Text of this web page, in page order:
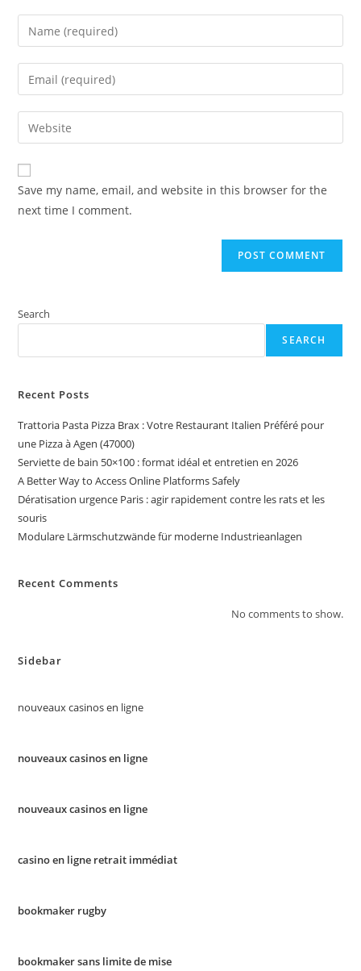
Enter
your
name
comment
Enter
your
email
address
comment
Enter
your
website
URL
(optional)
Save my name, email, and website in this browser for the
next time I comment.
Search
SEARCH
Recent Posts
Trattoria Pasta Pizza Brax : Votre Restaurant Italien Préféré pour
une Pizza à Agen (47000)
Serviette de bain 50×100 : format idéal et entretien en 2026
A Better Way to Access Online Platforms Safely
Dératisation urgence Paris : agir rapidement contre les rats et les
souris
Modulare Lärmschutzwände für moderne Industrieanlagen
Recent Comments
No comments to show.
Sidebar
nouveaux casinos en ligne
nouveaux casinos en ligne
nouveaux casinos en ligne
casino en ligne retrait immédiat
bookmaker rugby
bookmaker sans limite de mise